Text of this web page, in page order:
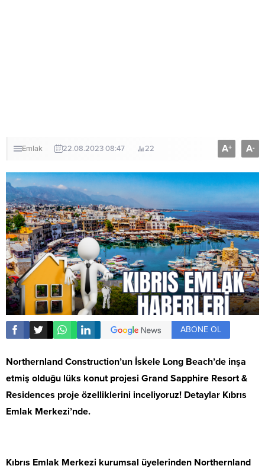
Emlak 22.08.2023 08:47 22 A+ A-
ABONE OL
Northernland Construction’un İskele Long Beach’de inşa
etmiş olduğu lüks konut projesi Grand Sapphire Resort &
Residences proje özelliklerini inceliyoruz! Detaylar Kıbrıs
Emlak Merkezi’nde.
Kıbrıs Emlak Merkezi kurumsal üyelerinden Northernland